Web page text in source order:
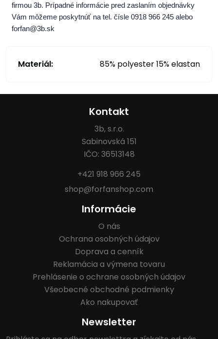
firmou 3b. Prípadné informácie pred zaslaním objednávky
Vám môžeme poskytnúť na tel. čísle 0918 966 245 alebo
forfan@3b.sk
Materiál: 85% polyester 15% elastan
Kontakt
3b, s.r.o.
Sabinovská 151
IČO: 36513148
+421 918 966 245
shop@forfanshop.com
Informácie
O nás
Ochrana osobných údajov
Doprava a cenník
Reklamácia a výmena tovaru
Prehlásenie o ochrane osobných údajov
Všeobecné obchodné podmienky
Ako nakupovať
Newsletter